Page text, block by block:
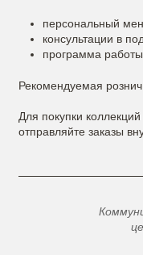
персональный
консультации в
программа работы
Рекомендуемая
Для покупки коллекций
отправляйте заказы